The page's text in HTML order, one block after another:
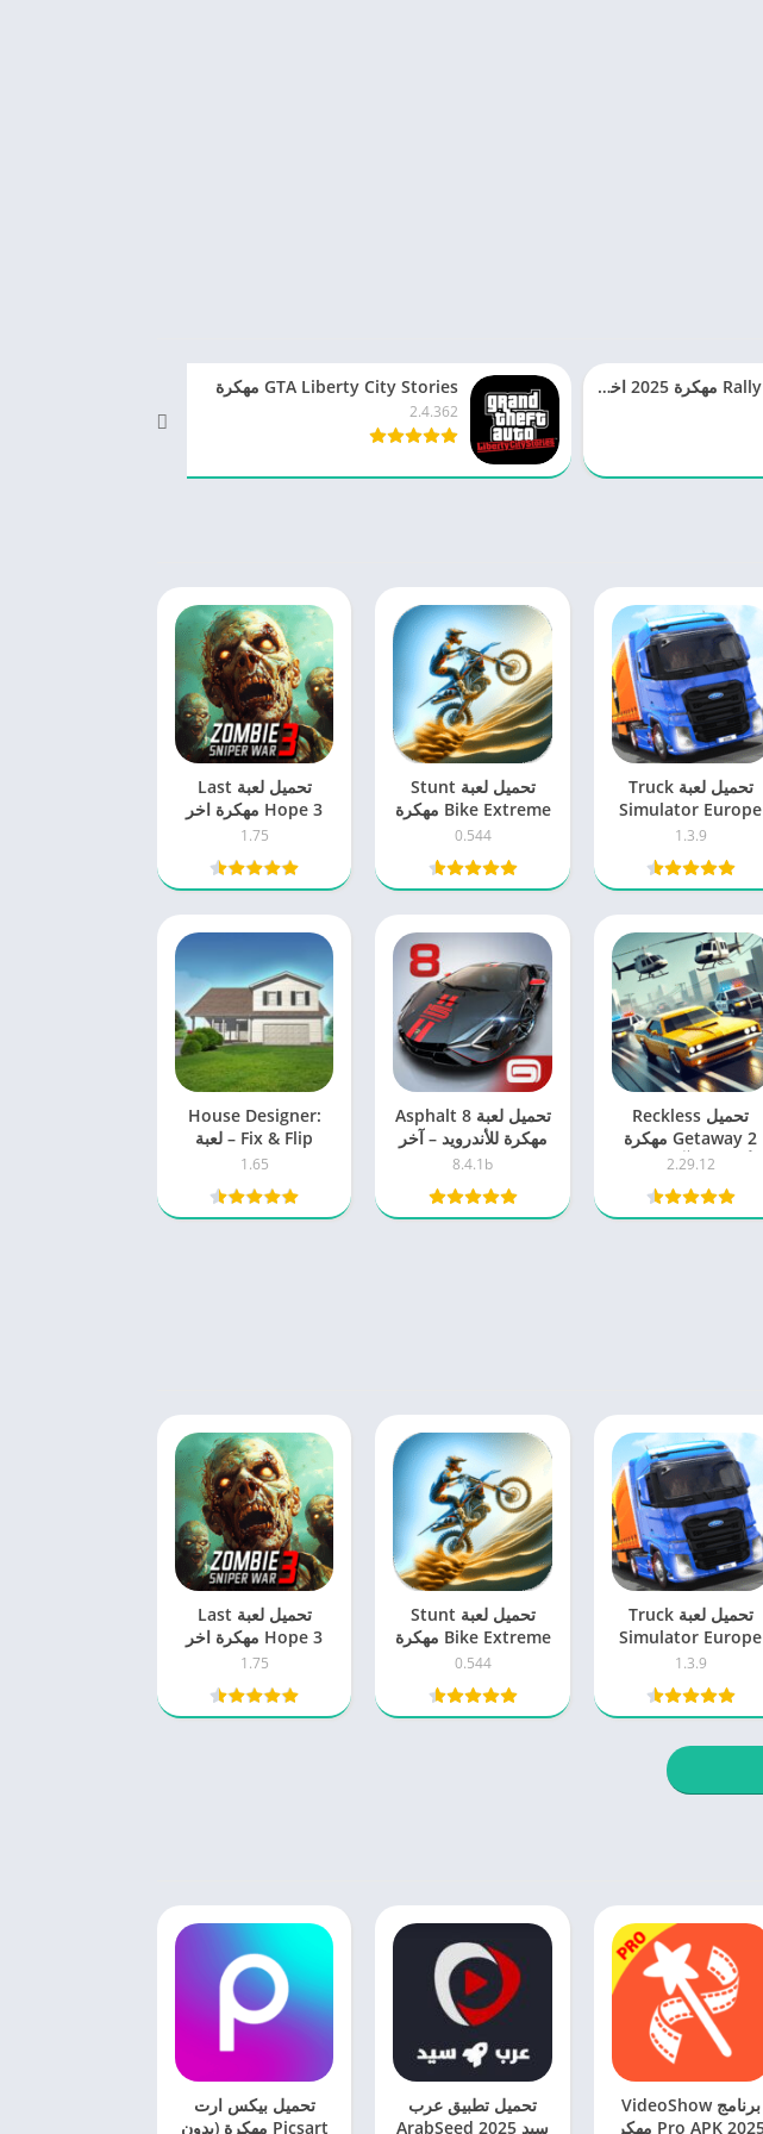
تحميل لعبة Rally One مهكرة 2025 اخر اصدار للاندرويد GTA Liberty City Stories مهكرة
2.4.362
تحميل لعبة Truck
Simulator Europe
1.3.9
تحميل لعبة Stunt
Bike Extreme مهكرة
2025 اخر اصدار
للاندرويد
0.544
تحميل لعبة Last
Hope 3 مهكرة اخر
1.75
تحميل Reckless
Getaway 2 مهكرة
للأندرويد – آخر إصدار
2.29.12
تحميل لعبة Asphalt 8
مهكرة للأندرويد – آخر
إصدار برابط مباشر
8.4.1b
House Designer:
Fix & Flip – لعبة
تصميم وتجديد المنازل
1.65
تحميل لعبة Truck
Simulator Europe
1.3.9
تحميل لعبة Stunt
Bike Extreme مهكرة
2025 اخر اصدار
للاندرويد
0.544
تحميل لعبة Last
Hope 3 مهكرة اخر
1.75
برنامج VideoShow
Pro APK 2025 مهكر
تحميل تطبيق عرب
سيد 2025 ArabSeed
تحميل بيكس ارت
Picsart مهكرة (بدون